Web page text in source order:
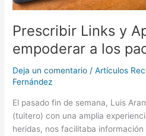
Prescribir Links y
empoderar a los
Deja un comentario /Artículos
Fernández
El pasado fin de semana, Luis
(tuitero) con una amplia
heridas, nos facilitaba